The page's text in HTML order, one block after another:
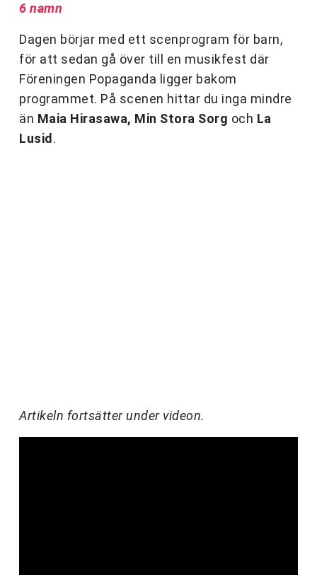
6 namn
Dagen börjar med ett scenprogram för barn,
för att sedan gå över till en musikfest där
Föreningen Popaganda ligger bakom
programmet. På scenen hittar du inga mindre
än Maia Hirasawa, Min Stora Sorg och La
Lusid .
Artikeln fortsätter under videon.